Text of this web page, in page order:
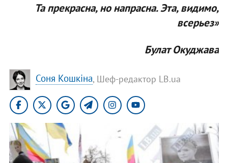
Та прекрасна, но напрасна. Эта, видимо,
всерьез»
Булат Окуджава
Соня Кошкіна, Шеф-редактор LB.ua